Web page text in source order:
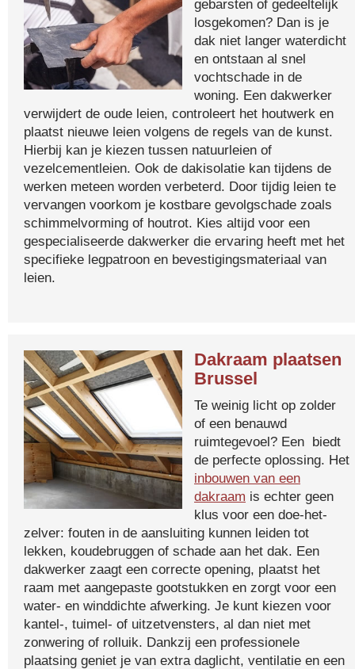
gebarsten of gedeeltelijk
losgekomen? Dan is je
dak niet langer waterdicht
en ontstaan al snel
vochtschade in de
woning. Een dakwerker
verwijdert de oude leien, controleert het houtwerk en
plaatst nieuwe leien volgens de regels van de kunst.
Hierbij kan je kiezen tussen natuurleien of
vezelcementleien. Ook de dakisolatie kan tijdens de
werken meteen worden verbeterd. Door tijdig leien te
vervangen voorkom je kostbare gevolgschade zoals
schimmelvorming of houtrot. Kies altijd voor een
gespecialiseerde dakwerker die ervaring heeft met het
specifieke legpatroon en bevestigingsmateriaal van
leien.
Dakraam plaatsen
Brussel
Te weinig licht op zolder
of een benauwd
ruimtegevoel? Een biedt
de perfecte oplossing. Het
inbouwen van een
dakraam is echter geen
klus voor een doe-het-
zelver: fouten in de aansluiting kunnen leiden tot
lekken, koudebruggen of schade aan het dak. Een
dakwerker zaagt een correcte opening, plaatst het
raam met aangepaste gootstukken en zorgt voor een
water- en winddichte afwerking. Je kunt kiezen voor
kantel-, tuimel- of uitzetvensters, al dan niet met
zonwering of rolluik. Dankzij een professionele
plaatsing geniet je van extra daglicht, ventilatie en een